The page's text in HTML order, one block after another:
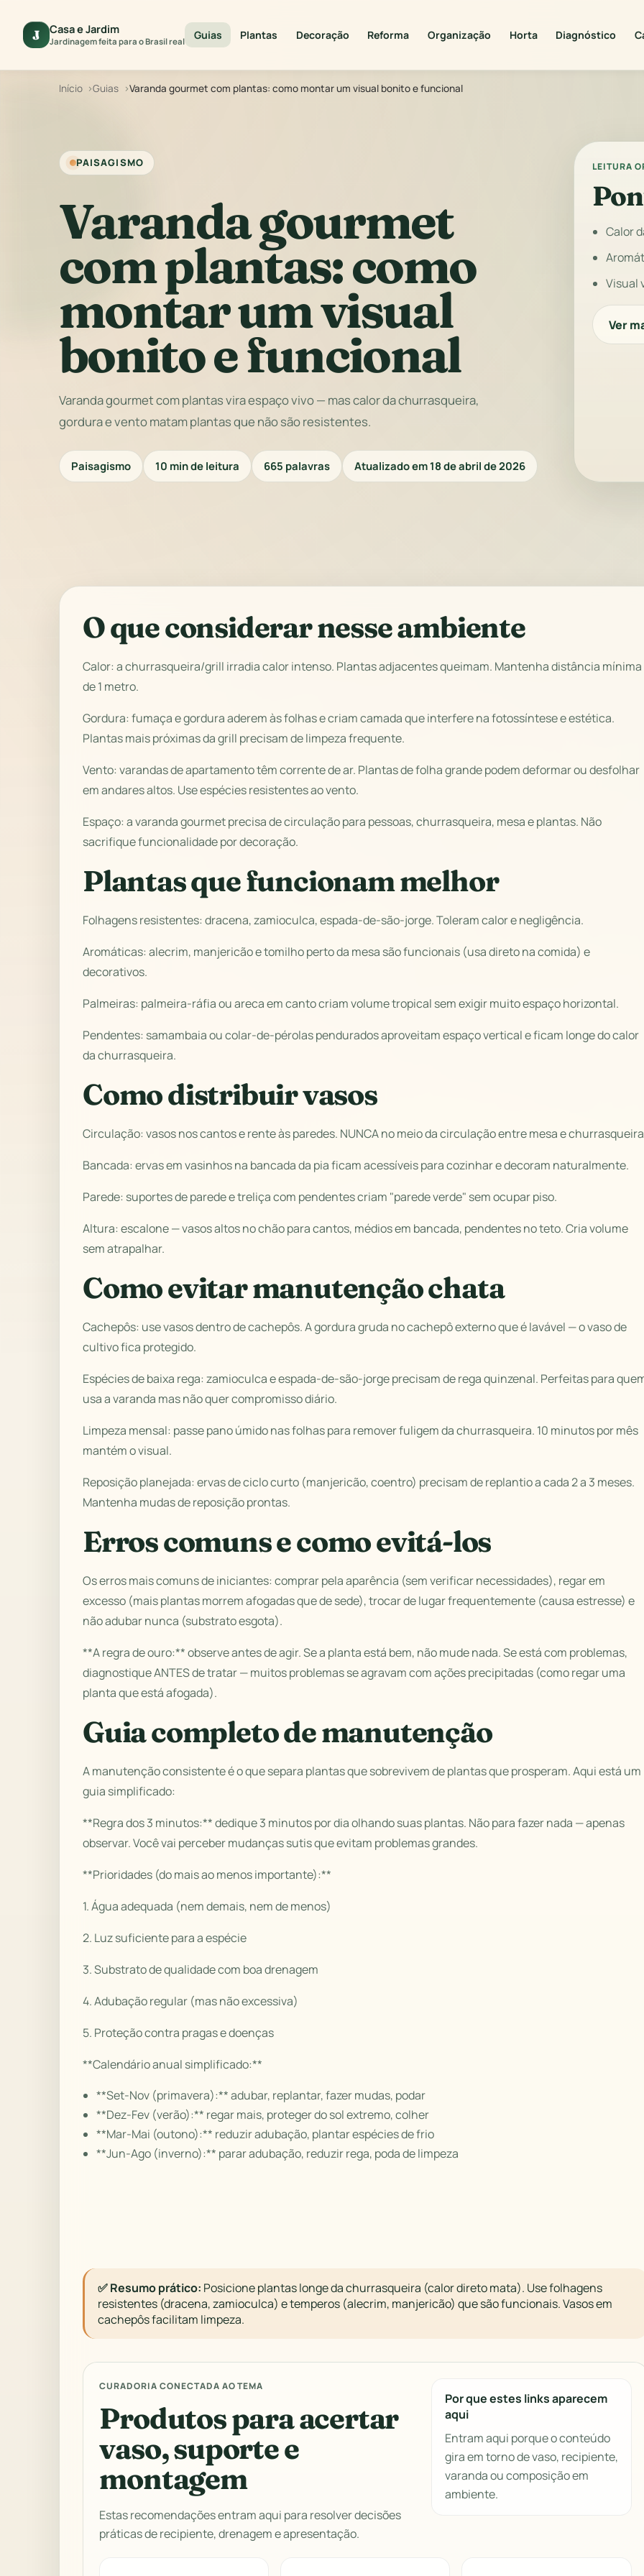
J Casa e Jardim
Jardinagem feita para o Brasil real Guias Plantas Decoração Reforma Organização Horta Diagnóstico
Início Guias Varanda gourmet com plantas: como montar um visual bonito e funcional
PAISAGISMO
Varanda gourmet
com plantas: como
montar um visual
bonito e funcional
Varanda gourmet com plantas vira espaço vivo — mas calor da churrasqueira,
gordura e vento matam plantas que não são resistentes.
Paisagismo 10 min de leitura 665 palavras Atualizado em 18 de abril de 2026
LEITURA
Calor
Visual
Ver
O que considerar nesse ambiente
Calor: a churrasqueira/grill irradia calor intenso. Plantas adjacentes queimam. Mantenha distância mínima
de 1 metro.
Gordura: fumaça e gordura aderem às folhas e criam camada que interfere na fotossíntese e estética.
Plantas mais próximas da grill precisam de limpeza frequente.
Vento: varandas de apartamento têm corrente de ar. Plantas de folha grande podem deformar ou desfolhar
em andares altos. Use espécies resistentes ao vento.
Espaço: a varanda gourmet precisa de circulação para pessoas, churrasqueira, mesa e plantas. Não
sacrifique funcionalidade por decoração.
Plantas que funcionam melhor
Folhagens resistentes: dracena, zamioculca, espada-de-são-jorge. Toleram calor e negligência.
Aromáticas: alecrim, manjericão e tomilho perto da mesa são funcionais (usa direto na comida) e
decorativos.
Palmeiras: palmeira-ráfia ou areca em canto criam volume tropical sem exigir muito espaço horizontal.
Pendentes: samambaia ou colar-de-pérolas pendurados aproveitam espaço vertical e ficam longe do calor
da churrasqueira.
Como distribuir vasos
Circulação: vasos nos cantos e rente às paredes. NUNCA no meio da circulação entre mesa e
Bancada: ervas em vasinhos na bancada da pia ficam acessíveis para cozinhar e decoram naturalmente.
Parede: suportes de parede e treliça com pendentes criam "parede verde" sem ocupar piso.
Altura: escalone — vasos altos no chão para cantos, médios em bancada, pendentes no teto. Cria volume
sem atrapalhar.
Como evitar manutenção chata
Cachepôs: use vasos dentro de cachepôs. A gordura gruda no cachepô externo que é lavável — o vaso de
cultivo fica protegido.
Espécies de baixa rega: zamioculca e espada-de-são-jorge precisam de rega quinzenal. Perfeitas para
usa a varanda mas não quer compromisso diário.
Limpeza mensal: passe pano úmido nas folhas para remover fuligem da churrasqueira. 10 minutos por mês
mantém o visual.
Reposição planejada: ervas de ciclo curto (manjericão, coentro) precisam de replantio a cada 2 a 3 meses.
Mantenha mudas de reposição prontas.
Erros comuns e como evitá-los
Os erros mais comuns de iniciantes: comprar pela aparência (sem verificar necessidades), regar em
excesso (mais plantas morrem afogadas que de sede), trocar de lugar frequentemente (causa estresse) e
não adubar nunca (substrato esgota).
**A regra de ouro:** observe antes de agir. Se a planta está bem, não mude nada. Se está com problemas,
diagnostique ANTES de tratar — muitos problemas se agravam com ações precipitadas (como regar uma
planta que está afogada).
Guia completo de manutenção
A manutenção consistente é o que separa plantas que sobrevivem de plantas que prosperam. Aqui está um
guia simplificado:
**Regra dos 3 minutos:** dedique 3 minutos por dia olhando suas plantas. Não para fazer nada — apenas
observar. Você vai perceber mudanças sutis que evitam problemas grandes.
**Prioridades (do mais ao menos importante):**
1. Água adequada (nem demais, nem de menos)
2. Luz suficiente para a espécie
3. Substrato de qualidade com boa drenagem
4. Adubação regular (mas não excessiva)
5. Proteção contra pragas e doenças
**Calendário anual simplificado:**
**Set-Nov (primavera):** adubar, replantar, fazer mudas, podar
**Dez-Fev (verão):** regar mais, proteger do sol extremo, colher
**Mar-Mai (outono):** reduzir adubação, plantar espécies de frio
**Jun-Ago (inverno):** parar adubação, reduzir rega, poda de limpeza
✅ Resumo prático: Posicione plantas longe da churrasqueira (calor direto mata). Use folhagens
resistentes (dracena, zamioculca) e temperos (alecrim, manjericão) que são funcionais. Vasos em
cachepôs facilitam limpeza.
CURADORIA CONECTADA AO TEMA
Produtos para acertar
vaso, suporte e
montagem
Estas recomendações entram aqui para resolver decisões
práticas de recipiente, drenagem e apresentação.
Por que estes links aparecem
aqui
Entram aqui porque o conteúdo
gira em torno de vaso, recipiente,
varanda ou composição em
ambiente.